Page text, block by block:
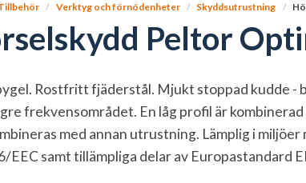
Verktyg och förnödenheter Skyddsutrustning
Peltor
Rostfritt fjäderstål. Mjukt stoppad kudde -
frekvensområdet. En låg profil är
med annan utrustning. Lämplig i
EEC samt tillämpliga delar av Europastandard